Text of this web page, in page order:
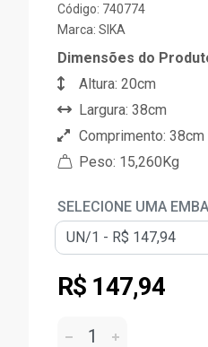
Código: 740774
Marca: SIKA
Dimensões do
Altura: 20cm
Largura: 38cm
Comprimento: 38cm
Peso: 15,260Kg
SELECIONE UMA
R$ 147,94